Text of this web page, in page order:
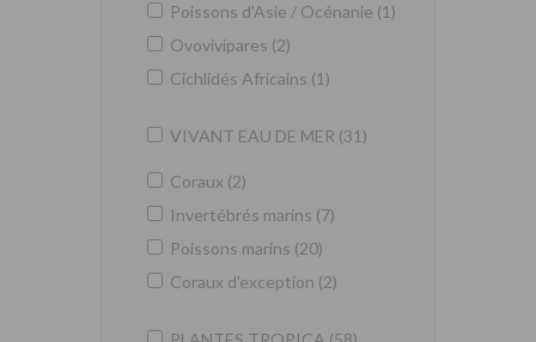
Poissons d'Asie / Océnanie (1)
Ovovivipares (2)
Cichlidés Africains (1)
VIVANT EAU DE MER (31)
Coraux (2)
Invertébrés marins (7)
Poissons marins (20)
Coraux d'exception (2)